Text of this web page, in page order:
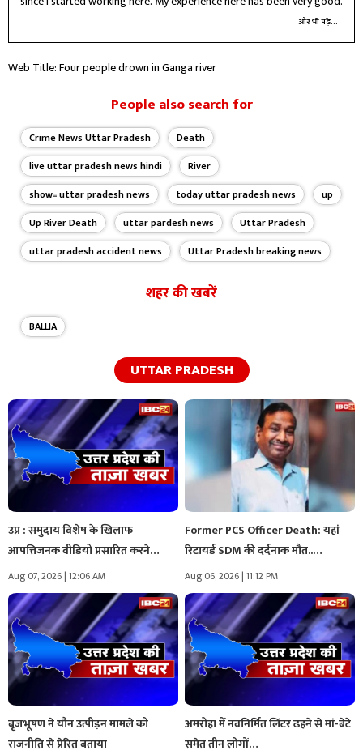
और भी पढ़ें...
Web Title: Four people drown in Ganga river
People also search for
Crime News Uttar Pradesh
Death
live uttar pradesh news hindi
River
show= uttar pradesh news
today uttar pradesh news
up
Up River Death
uttar pardesh news
Uttar Pradesh
uttar pradesh accident news
Uttar Pradesh breaking news
शहर की खबरें
BALLIA
UTTAR PRADESH
उप्र : समुदाय विशेष के खिलाफ
आपत्तिजनक वीडियो प्रसारित करने…
Aug 07, 2026 | 12:06 AM
Former PCS Officer Death: यहां
रिटायर्ड SDM की दर्दनाक मौत..…
Aug 06, 2026 | 11:12 PM
बृजभूषण ने यौन उत्पीड़न मामले को
राजनीति से प्रेरित बताया
अमरोहा में नवनिर्मित लिंटर ढहने से मां-बेटे
समेत तीन लोगों…